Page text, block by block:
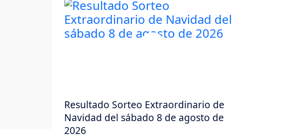
Resultado Sorteo Extraordinario de
Navidad del sábado 8 de agosto de
2026